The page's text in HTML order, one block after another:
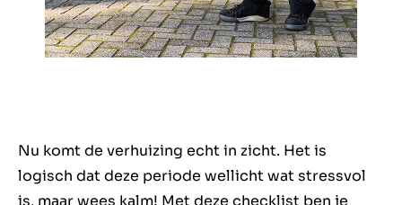
Nu komt de verhuizing echt in zicht. Het is
logisch dat deze periode wellicht wat stressvol